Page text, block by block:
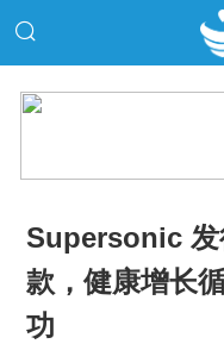
Supersonic 发
款，健康增长
功